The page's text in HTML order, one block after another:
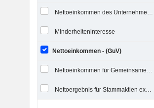
Nettoeinkommen des Unternehmens
Minderheiteninteresse
Nettoeinkommen - (GuV)
Nettoeinkommen für Gemeinsames einschließlich außerordentlicher Posten
Nettoergebnis für Stammaktien exkl. außerordentliche Posten